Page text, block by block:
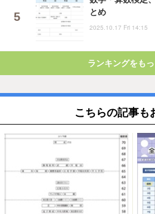
とめ
2025.10.17 Fri 14:15
ランキングをも
こちらの記事も